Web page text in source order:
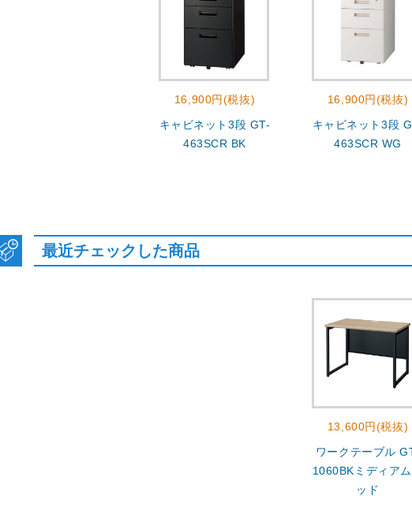
16,900円(税抜)
キャビネット3段 GT-
463SCR BK
16,900円(税抜)
キャビネット3段
463SCR WG
最近チェックした商品
13,600円(税抜)
ワークテーブル
1060BKミディア
ッド